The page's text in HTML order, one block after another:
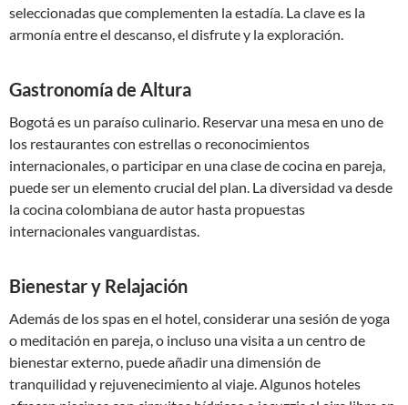
seleccionadas que complementen la estadía. La clave es la
armonía entre el descanso, el disfrute y la exploración.
Gastronomía de Altura
Bogotá es un paraíso culinario. Reservar una mesa en uno de
los restaurantes con estrellas o reconocimientos
internacionales, o participar en una clase de cocina en pareja,
puede ser un elemento crucial del plan. La diversidad va desde
la cocina colombiana de autor hasta propuestas
internacionales vanguardistas.
Bienestar y Relajación
Además de los spas en el hotel, considerar una sesión de yoga
o meditación en pareja, o incluso una visita a un centro de
bienestar externo, puede añadir una dimensión de
tranquilidad y rejuvenecimiento al viaje. Algunos hoteles